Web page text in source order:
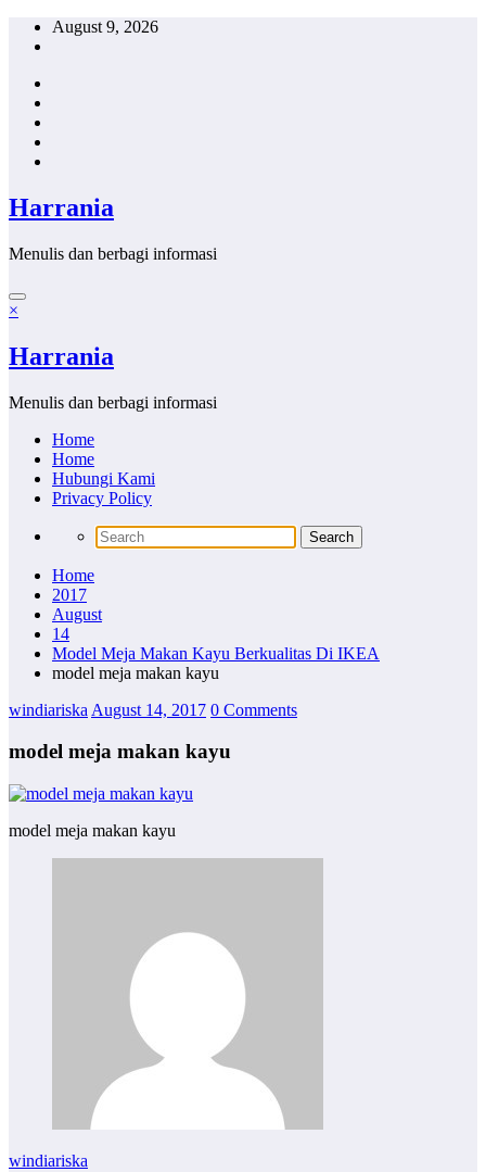
Skip
August 9, 2026
Harrania
Menulis dan berbagi informasi
×
Harrania
Menulis dan berbagi informasi
Home
Home
Hubungi Kami
Privacy Policy
Home
2017
August
14
Model Meja Makan Kayu Berkualitas Di IKEA
model meja makan kayu
windiariska August 14, 2017 0 Comments
model meja makan kayu
model meja makan kayu
windiariska